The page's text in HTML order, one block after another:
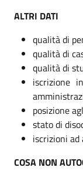
ALTRI DATI
qualità di
qualità di
qualità di
iscrizione
posizione
stato di
iscrizioni ad
COSA NON